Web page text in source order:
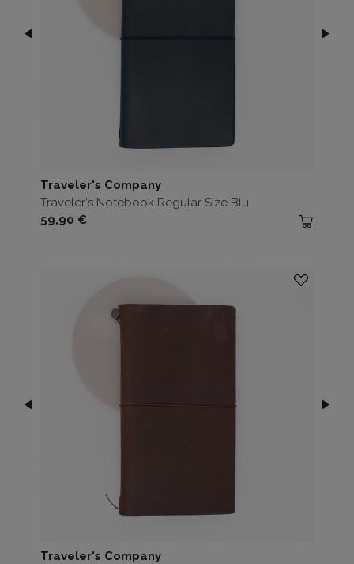
Traveler's Company
Traveler's Notebook Regular Size Blu
Prezzo
59,90 €
Traveler's Company